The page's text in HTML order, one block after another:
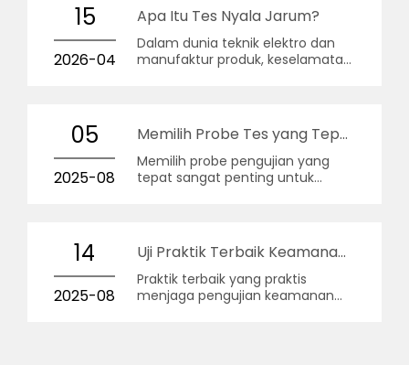
15
2026-04
Apa Itu Tes Nyala Jarum?
Dalam dunia teknik elektro dan
manufaktur produk, keselamatan
05
2025-08
Memilih Probe Tes yang Tepat
Memilih probe pengujian yang
tepat sangat penting untuk
perangkat elektronik.
14
2025-08
Uji Praktik Terbaik Keamanan Probe
Praktik terbaik yang praktis
menjaga pengujian keamanan